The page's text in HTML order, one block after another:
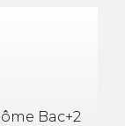
Bac+2